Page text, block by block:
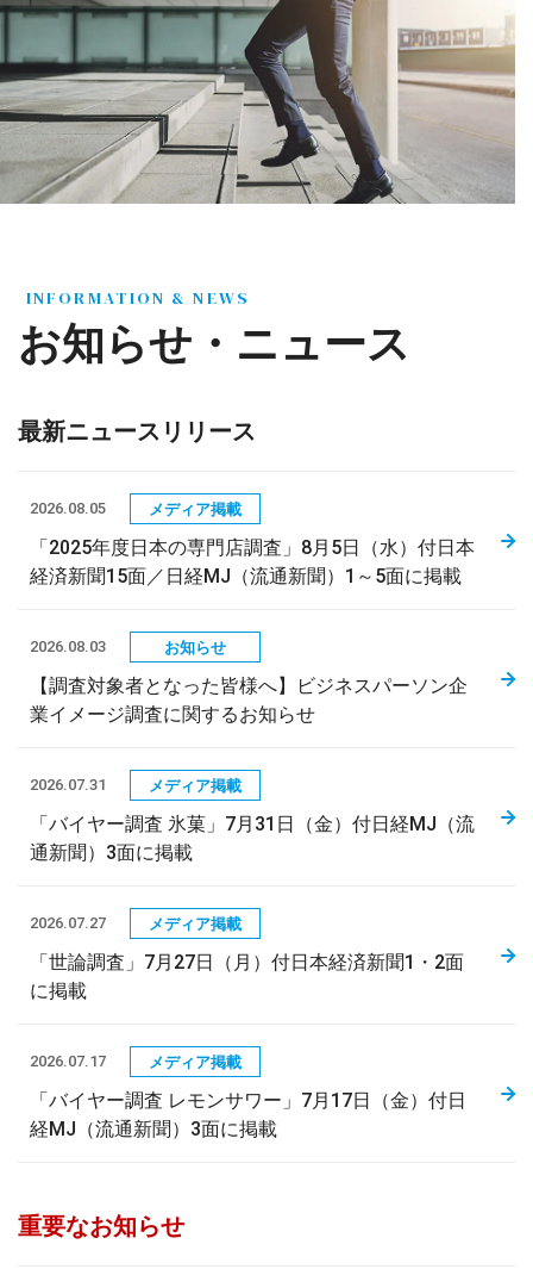
INFORMATION & NEWS
お知らせ・ニュース
最新ニュースリリース
2026.08.05 メディア掲載
「2025年度日本の専門店調査」8月5日（水）付日本
経済新聞15面／日経MJ（流通新聞）1～5面に掲載
2026.08.03 お知らせ
【調査対象者となった皆様へ】ビジネスパーソン企
業イメージ調査に関するお知らせ
2026.07.31 メディア掲載
「バイヤー調査 氷菓」7月31日（金）付日経MJ（流
通新聞）3面に掲載
2026.07.27 メディア掲載
「世論調査」7月27日（月）付日本経済新聞1・2面
に掲載
2026.07.17 メディア掲載
「バイヤー調査 レモンサワー」7月17日（金）付日
経MJ（流通新聞）3面に掲載
重要なお知らせ